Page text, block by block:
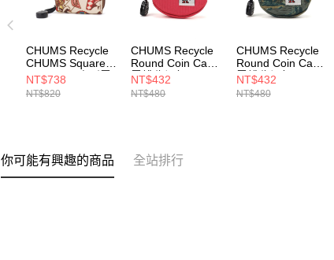
CHUMS Recycle
CHUMS Square
Coin Case方形零
錢包 Circus
CH604027Z402
NT$738
NT$820
CHUMS Recycle
Round Coin Case
零錢收納包
CH603573R018
NT$432
NT$480
CHUMS Recycle
Round Coin Case
零錢收納包
CH603573Z352
NT$432
NT$480
你可能有興趣的商品 全站排行